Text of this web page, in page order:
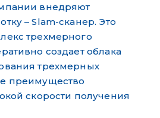
внедряют
– Slam-сканер. Это
трехмерного
создает облака
трехмерных
преимущество
скорости получения